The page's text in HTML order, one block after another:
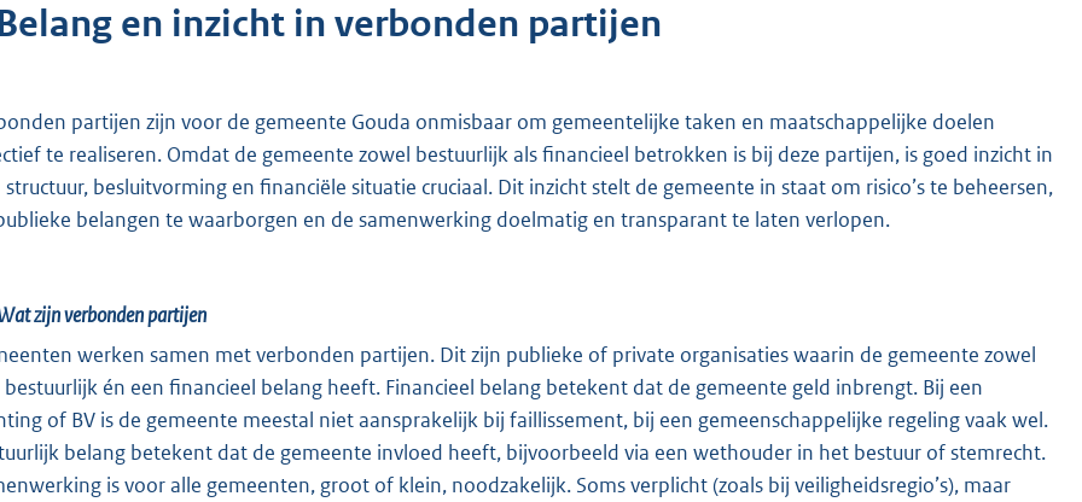
en inzicht in verbonden partijen
partijen zijn voor de gemeente Gouda onmisbaar om gemeentelijke taken en maatschappelijke doelen
te realiseren. Omdat de gemeente zowel bestuurlijk als financieel betrokken is bij deze partijen, is goed inzicht in
structuur, besluitvorming en financiële situatie cruciaal. Dit inzicht stelt de gemeente in staat om risico’s te beheersen,
belangen te waarborgen en de samenwerking doelmatig en transparant te laten verlopen.
zijn verbonden partijen
werken samen met verbonden partijen. Dit zijn publieke of private organisaties waarin de gemeente zowel
bestuurlijk én een financieel belang heeft. Financieel belang betekent dat de gemeente geld inbrengt. Bij een
of BV is de gemeente meestal niet aansprakelijk bij faillissement, bij een gemeenschappelijke regeling vaak wel.
belang betekent dat de gemeente invloed heeft, bijvoorbeeld via een wethouder in het bestuur of stemrecht.
is voor alle gemeenten, groot of klein, noodzakelijk. Soms verplicht (zoals bij veiligheidsregio’s), maar